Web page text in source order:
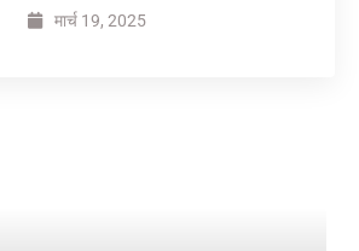
मार्च 19, 2025